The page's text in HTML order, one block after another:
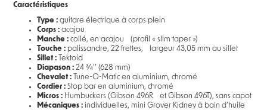
Caractéristiques
Type :guitare électrique à corps plein
Corps :acajou
Manche :collé, en acajou (profil « slim taper »)
Touche : palissandre, 22 frettes, largeur 43,05 mm au sillet
Sillet :
Tektoid
Diapason :24 3⁄4’’ (628 mm)
Chevalet :
Tune-O-Matic en aluminium, chromé
Cordier :Stop bar en aluminium, chromé
Micros : Humbuckers (Gibson 496R et Gibson 496T), sans capot
Mécaniques : individuelles, mini Grover Kidney à bain d’huile